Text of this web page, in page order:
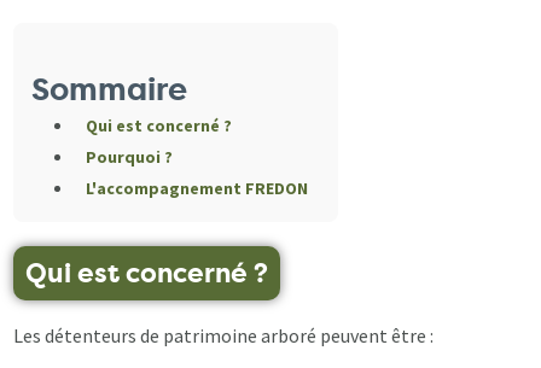
Sommaire
Qui est concerné ?
Pourquoi ?
L'accompagnement FREDON
Qui est concerné ?
Les détenteurs de patrimoine arboré peuvent être :